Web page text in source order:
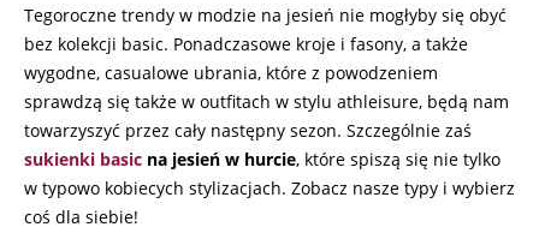
Tegoroczne trendy w modzie na jesień nie mogłyby się obyć
bez kolekcji basic. Ponadczasowe kroje i fasony, a także
wygodne, casualowe ubrania, które z powodzeniem
sprawdzą się także w outfitach w stylu athleisure, będą nam
towarzyszyć przez cały następny sezon. Szczególnie zaś
sukienki basic na jesień w hurcie, które spiszą się nie tylko
w typowo kobiecych stylizacjach. Zobacz nasze typy i wybierz
coś dla siebie!